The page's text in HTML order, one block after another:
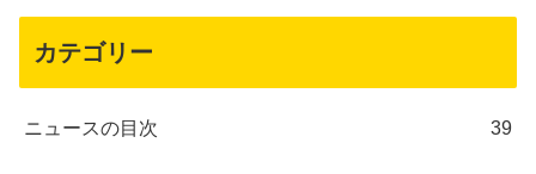
カテゴリー
ニュースの目次 39